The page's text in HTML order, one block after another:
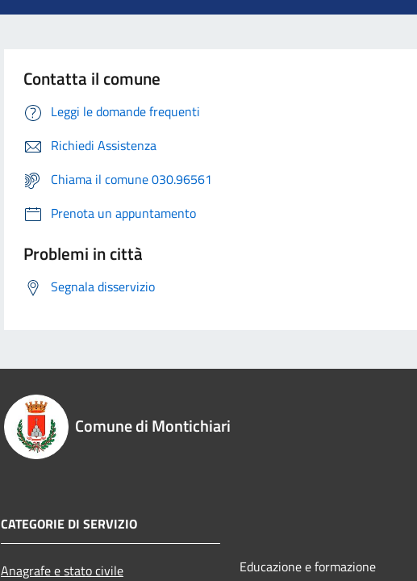
Contatta il comune
Leggi le domande frequenti
Richiedi Assistenza
Chiama il comune 030.96561
Prenota un appuntamento
Problemi in città
Segnala disservizio
Comune di Montichiari
CATEGORIE DI SERVIZIO
Anagrafe e stato civile
Educazione e formazione